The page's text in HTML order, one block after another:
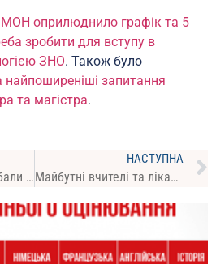
МОН оприлюднило графік та 5
зробити для вступу в
ЗНО. Також було
найпоширеніші запитання
та магістра.
Визначено порогові бали “склав/не склав” з усіх предметів ЗНО
НАСТУПНА
Майбутні вчителі та лікарі, що працюватимуть в селах, можуть першочергово вступити на бюджет – МОН надало роз’яснення